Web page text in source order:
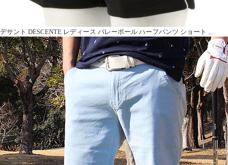
デサント DESCENTE レディース バレーボール ハーフパンツ ショート ...